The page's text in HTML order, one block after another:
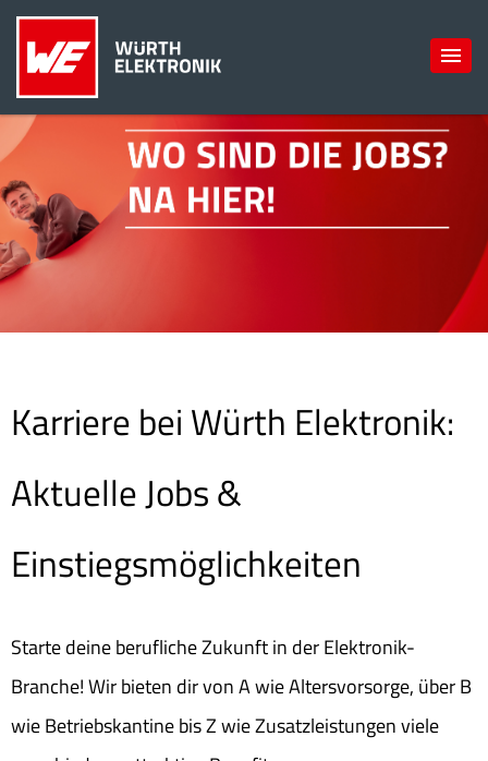
Karriere bei Würth Elektronik:
Aktuelle Jobs &
Einstiegsmöglichkeiten
Starte deine berufliche Zukunft in der Elektronik-
Branche! Wir bieten dir von A wie Altersvorsorge, über B
wie Betriebskantine bis Z wie Zusatzleistungen viele